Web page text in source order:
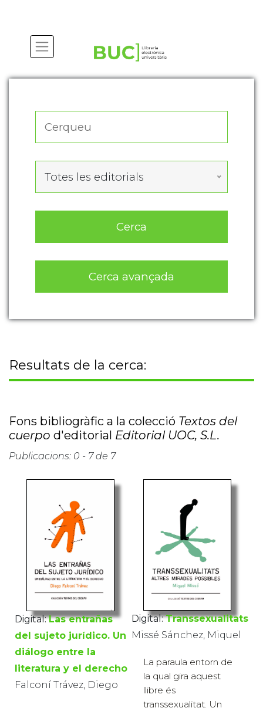
Totes les editorials
Cerca
Cerca avançada
Resultats de la cerca:
Fons bibliogràfic a la colecció Textos del
cuerpo d'editorial Editorial UOC, S.L.
Publicacions: 0 - 7 de 7
Digital: Las entrañas
del sujeto jurídico. Un
diálogo entre la
literatura y el derecho
Falconí Trávez, Diego
Digital: Transsexualitats
Missé Sánchez, Miquel
La paraula entorn de
la qual gira aquest
llibre és
transsexualitat. Un